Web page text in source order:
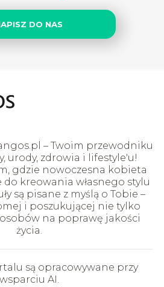
DO NAS
– Twoim przewodniku
urody, zdrowia i lifestyle'u!
gdzie nowoczesna kobieta
kreowania własnego stylu
są pisane z myślą o Tobie –
i poszukującej nie tylko
na poprawę jakości
życia.
są opracowywane przy
wsparciu AI.